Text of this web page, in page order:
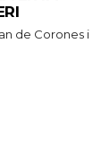
de Corones i